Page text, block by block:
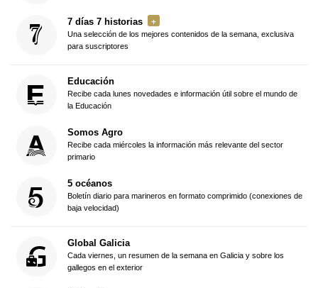
7 días 7 historias
Una selección de los mejores contenidos de la semana, exclusiva
para suscriptores
Educación
Recibe cada lunes novedades e información útil sobre el mundo de
la Educación
Somos Agro
Recibe cada miércoles la información más relevante del sector
primario
5 océanos
Boletín diario para marineros en formato comprimido (conexiones de
baja velocidad)
Global Galicia
Cada viernes, un resumen de la semana en Galicia y sobre los
gallegos en el exterior